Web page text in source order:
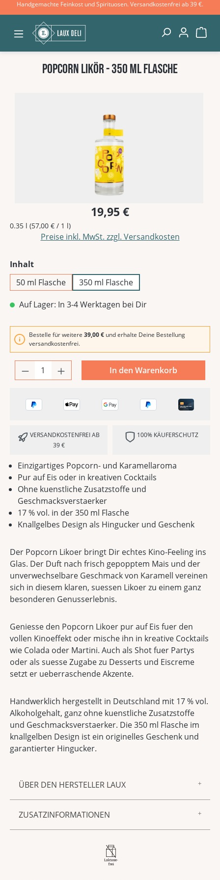
Zum Hauptinhalt springen
Handgemachte Feinkost und Spirituosen. Versandkostenfrei ab 39 €.
Popcorn Likör - 350 ml Flasche
Einzigartiges Popcorn- und Karamellaroma
Pur auf Eis oder in kreativen Cocktails
Ohne kuenstliche Zusatzstoffe und
Geschmacksverstaerker
17 % vol. in der 350 ml Flasche
Knallgelbes Design als Hingucker und Geschenk
19,95 €
0.35 l (57,00 € / 1 l)
Preise inkl. MwSt. zzgl. Versandkosten
Inhaltauswählen
50 ml Flasche
350 ml Flasche
Auf Lager: In 3-4 Werktagen bei Dir
Bestelle für weitere 39,00 € und erhalte Deine Bestellung
versandkostenfrei.
In den Warenkorb
VERSANDKOSTENFREI AB
39 €
100% KÄUFERSCHUTZ
ÜBER DEN HERSTELLER LAUX
Gewürzmischungen, Saucen und Senf sowie
Spirituosen und Liköre – aus unserer
gemeinsam sind ein unnachahmlich guter
Geschmack, beste Zutaten und die sorgfältige,
ZUSATZINFORMATIONEN
17 % vol
Deutschland
Der Popcorn Likoer bringt Dir echtes Kino-Feeling ins
Glas. Der Duft nach frisch gepopptem Mais und der
unverwechselbare Geschmack von Karamell vereinen
sich in diesem klaren, suessen Likoer zu einem ganz
besonderen Genusserlebnis.
Geniesse den Popcorn Likoer pur auf Eis fuer den
vollen Kinoeffekt oder mische ihn in kreative Cocktails
wie Colada oder Martini. Auch als Shot fuer Partys
oder als suesse Zugabe zu Desserts und Eiscreme
setzt er ueberraschende Akzente.
Handwerklich hergestellt in Deutschland mit 17 % vol.
Alkoholgehalt, ganz ohne kuenstliche Zusatzstoffe
und Geschmacksverstaerker. Die 350 ml Flasche im
knallgelben Design ist ein originelles Geschenk und
garantierter Hingucker.